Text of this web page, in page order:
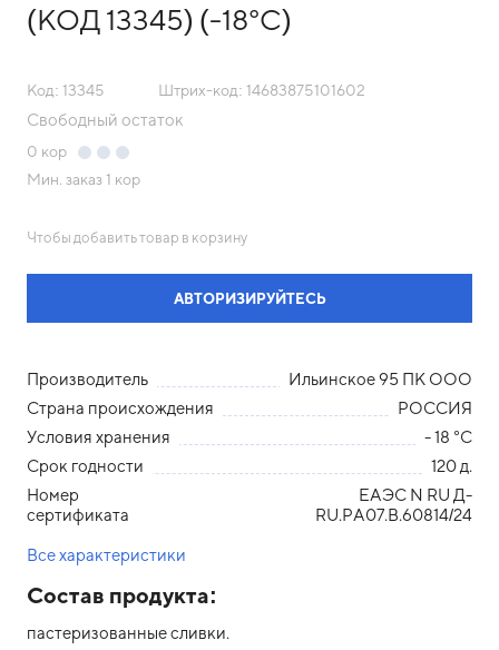
(КОД 13345) (-18°С)
Код: 13345 Штрих-код: 14683875101602
Свободный остаток
0 кор
Мин. заказ 1 кор
Чтобы добавить товар в корзину
АВТОРИЗИРУЙТЕСЬ
Производитель
Ильинское 95 ПК ООО
Страна происхождения
РОССИЯ
Условия хранения
- 18 °С
Срок годности
120 д.
Номер
сертификата
ЕАЭС N RU Д-
RU.РА07.В.60814/24
Все характеристики
Состав продукта:
пастеризованные сливки.